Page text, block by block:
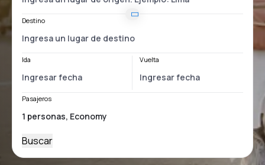
Destino
Ida Vuelta
Pasajeros
Buscar